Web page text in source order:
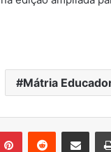
Mátria